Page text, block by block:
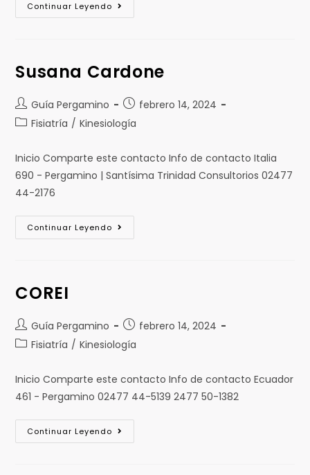
Continuar Leyendo
Susana Cardone
Guía Pergamino
febrero 14, 2024
Fisiatría / Kinesiología
Inicio Comparte este contacto Info de contacto Italia
690 - Pergamino | Santísima Trinidad Consultorios 02477
44-2176
Continuar Leyendo
COREI
Guía Pergamino
febrero 14, 2024
Fisiatría / Kinesiología
Inicio Comparte este contacto Info de contacto Ecuador
461 - Pergamino 02477 44-5139 2477 50-1382
Continuar Leyendo